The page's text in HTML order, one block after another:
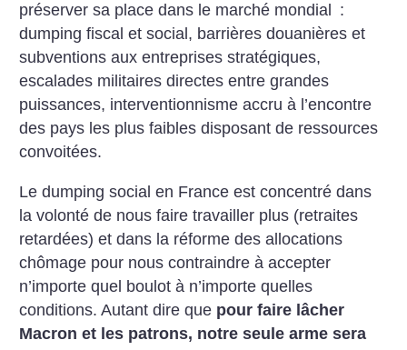
préserver sa place dans le marché mondial :
dumping fiscal et social, barrières douanières et
subventions aux entreprises stratégiques,
escalades militaires directes entre grandes
puissances, interventionnisme accru à l’encontre
des pays les plus faibles disposant de ressources
convoitées.
Le dumping social en France est concentré dans
la volonté de nous faire travailler plus (retraites
retardées) et dans la réforme des allocations
chômage pour nous contraindre à accepter
n’importe quel boulot à n’importe quelles
conditions. Autant dire que pour faire lâcher
Macron et les patrons, notre seule arme sera